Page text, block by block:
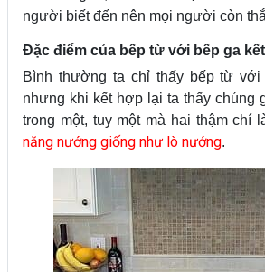
người biết đến nên mọi người còn
Đặc điểm của bếp từ với bếp ga
Bình thường ta chỉ thấy bếp từ với
nhưng khi kết hợp lại ta thấy chúng
trong một, tuy một mà hai thậm chí
năng nướng giống như lò nướng.